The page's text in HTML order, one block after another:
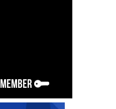
MEMBER